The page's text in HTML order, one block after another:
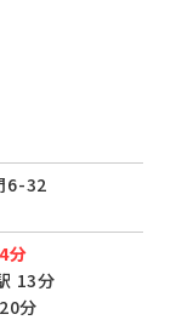
門6-32
分
13分
分